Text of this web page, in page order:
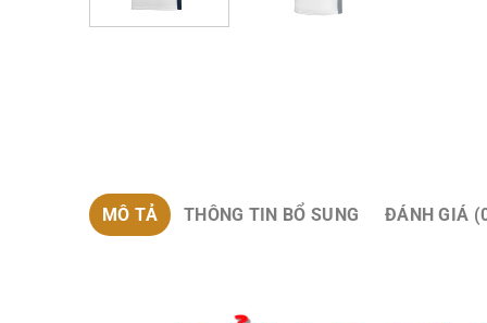
MÔ TẢ THÔNG TIN BỔ SUNG ĐÁNH GIÁ